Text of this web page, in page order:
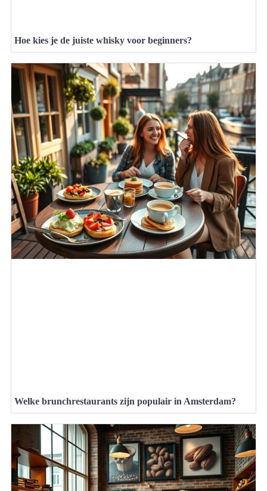
Hoe kies je de juiste whisky voor beginners?
Welke brunchrestaurants zijn populair in Amsterdam?